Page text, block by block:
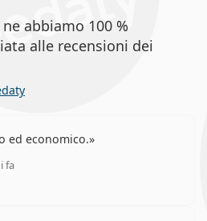
abbiamo 100 %
alle recensioni dei
ed economico.
fa